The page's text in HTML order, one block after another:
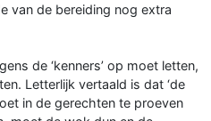
van de bereiding nog extra
de ‘kenners’ op moet letten,
Letterlijk vertaald is dat ‘de
in de gerechten te proeven